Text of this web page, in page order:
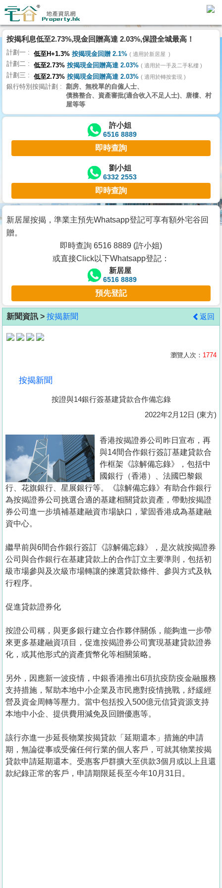
代
理
主
頁
搵
樓/
交
業
主
宅
谷
按
客
地
產
業
手
冊
關
於
們
按揭利息低至2.73%,現金回贈高達 2.03%,保證全城最高！
計劃一 低至H+1.3% 按揭現金回贈 2.1% 適用於新居屋
計劃二 低至2.73% 按揭現金回贈高達 2.03% 適用於一手及二手私樓
計劃三 低至2.73% 按揭現金回贈高達 2.03% 適用於轉按套現
銀行特別按揭計劃
劏房、無稅單的自僱人士、
債務整合、資產審批(適合收入不足人士)、唐樓、村
屋等等
許小姐
6516 8889
即時查詢
劉小姐
6332 2553
即時查詢
新居屋按揭，準業主預先Whatsapp登記可享有額外宅谷回
贈。
即時查詢 6516 8889 (許小姐)
或直接Click以下Whatsapp登記：
新居屋
6516 8889
預先登記
新聞資訊 > 按揭新聞 返回
瀏覽人次： 1774
按揭新聞
按證與14銀行簽基建貸款合作備忘錄
2022年2月12日 (東方)
香港按揭證券公司昨日宣布，再
與14間合作銀行簽訂基建貸款合
作框架《諒解備忘錄》，包括中
國銀行（香港）、法國巴黎銀
行、花旗銀行、星展銀行等。《諒解備忘錄》有助合作銀行
為按揭證券公司挑選合適的基建相關貸款資產，帶動按揭證
券公司進一步填補基建融資市場缺口，鞏固香港成為基建融
資中心。
繼早前與6間合作銀行簽訂《諒解備忘錄》，是次就按揭證券
公司與合作銀行在基建貸款上的合作訂立主要準則，包括初
級市場參與及次級市場轉讓的揀選貸款條件、參與方式及執
行程序。
促進貸款證券化
按證公司稱，與更多銀行建立合作夥伴關係，能夠進一步帶
來更多基建融資項目，促進按揭證券公司實現基建貸款證券
化，或其他形式的資產貨幣化等相關策略。
另外，因應新一波疫情，中銀香港推出6項抗疫防疫金融服務
支持措施，幫助本地中小企業及市民應對疫情挑戰，紓緩經
營及資金周轉等壓力。當中包括投入500億元信貸資源支持
本地中小企、提供費用減免及回贈優惠等。
該行亦進一步延長物業按揭貸款「延期還本」措施的申請
期，無論從事或受僱任何行業的個人客戶，可就其物業按揭
貸款申請延期還本。受惠客戶群擴大至供款3個月或以上且還
款紀錄正常的客戶，申請期限延長至今年10月31日。